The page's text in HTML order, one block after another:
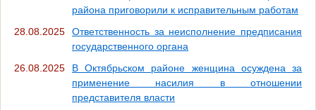
района приговорили к исправительным работам
28.08.2025
Ответственность за неисполнение предписания
государственного органа
26.08.2025
В Октябрьском районе женщина осуждена за
применение насилия в отношении
представителя власти